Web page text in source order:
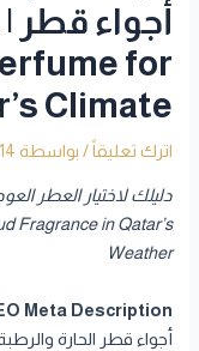
for
Climate
اترك تعليقاً / بواسطة 14 يونيو 2026
Fragrance in Qatar’s
Weather
Meta Description: